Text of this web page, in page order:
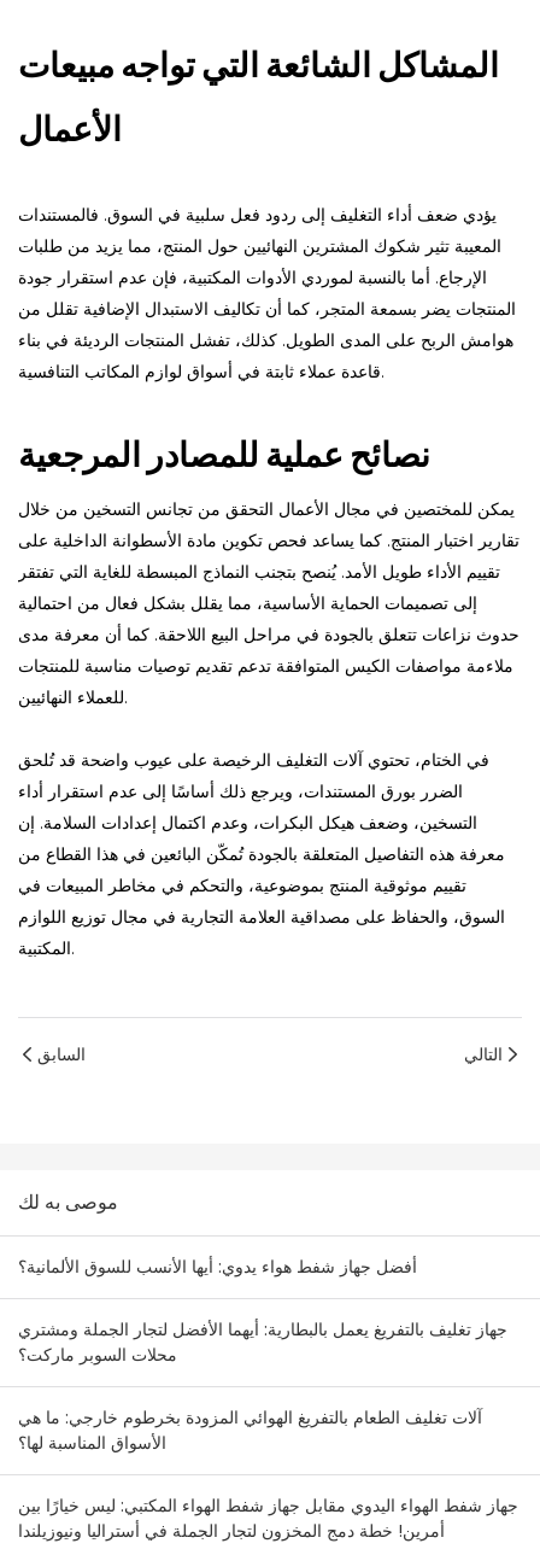
المشاكل الشائعة التي تواجه مبيعات
الأعمال
يؤدي ضعف أداء التغليف إلى ردود فعل سلبية في السوق. فالمستندات
المعيبة تثير شكوك المشترين النهائيين حول المنتج، مما يزيد من طلبات
الإرجاع. أما بالنسبة لموردي الأدوات المكتبية، فإن عدم استقرار جودة
المنتجات يضر بسمعة المتجر، كما أن تكاليف الاستبدال الإضافية تقلل من
هوامش الربح على المدى الطويل. كذلك، تفشل المنتجات الرديئة في بناء
قاعدة عملاء ثابتة في أسواق لوازم المكاتب التنافسية.
نصائح عملية للمصادر المرجعية
يمكن للمختصين في مجال الأعمال التحقق من تجانس التسخين من خلال
تقارير اختبار المنتج. كما يساعد فحص تكوين مادة الأسطوانة الداخلية على
تقييم الأداء طويل الأمد. يُنصح بتجنب النماذج المبسطة للغاية التي تفتقر
إلى تصميمات الحماية الأساسية، مما يقلل بشكل فعال من احتمالية
حدوث نزاعات تتعلق بالجودة في مراحل البيع اللاحقة. كما أن معرفة مدى
ملاءمة مواصفات الكيس المتوافقة تدعم تقديم توصيات مناسبة للمنتجات
للعملاء النهائيين.
في الختام، تحتوي آلات التغليف الرخيصة على عيوب واضحة قد تُلحق
الضرر بورق المستندات، ويرجع ذلك أساسًا إلى عدم استقرار أداء
التسخين، وضعف هيكل البكرات، وعدم اكتمال إعدادات السلامة. إن
معرفة هذه التفاصيل المتعلقة بالجودة تُمكّن البائعين في هذا القطاع من
تقييم موثوقية المنتج بموضوعية، والتحكم في مخاطر المبيعات في
السوق، والحفاظ على مصداقية العلامة التجارية في مجال توزيع اللوازم
المكتبية.
السابق التالي
موصى به لك
أفضل جهاز شفط هواء يدوي: أيها الأنسب للسوق الألمانية؟
جهاز تغليف بالتفريغ يعمل بالبطارية: أيهما الأفضل لتجار الجملة ومشتري
محلات السوبر ماركت؟
آلات تغليف الطعام بالتفريغ الهوائي المزودة بخرطوم خارجي: ما هي
الأسواق المناسبة لها؟
جهاز شفط الهواء اليدوي مقابل جهاز شفط الهواء المكتبي: ليس خيارًا بين
أمرين! خطة دمج المخزون لتجار الجملة في أستراليا ونيوزيلندا